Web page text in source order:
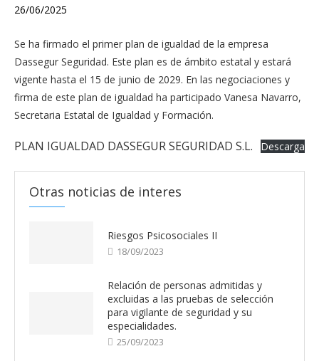
26/06/2025
Se ha firmado el primer plan de igualdad de la empresa
Dassegur Seguridad. Este plan es de ámbito estatal y estará
vigente hasta el 15 de junio de 2029. En las negociaciones y
firma de este plan de igualdad ha participado Vanesa Navarro,
Secretaria Estatal de Igualdad y Formación.
PLAN IGUALDAD DASSEGUR SEGURIDAD S.L. Descarga
Otras noticias de interes
Riesgos Psicosociales II
18/09/2023
Relación de personas admitidas y
excluidas a las pruebas de selección
para vigilante de seguridad y su
especialidades.
25/09/2023